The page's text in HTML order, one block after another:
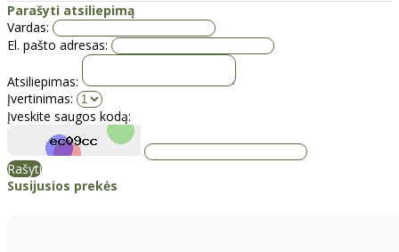
Parašyti atsiliepimą
Vardas:
El. pašto adresas:
Atsiliepimas:
Įvertinimas:
Įveskite saugos kodą:
Rašyti
Susijusios prekės